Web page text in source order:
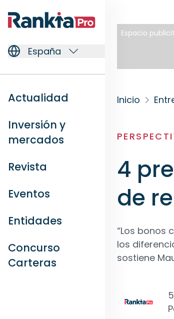
España
Actualidad
Inversión y
mercados
Revista
Eventos
Entidades
Concurso
Carteras
Espacio
Inicio
4
de
“Los bonos
los
sostiene